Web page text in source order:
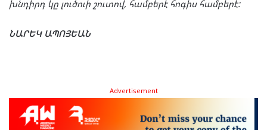
խնդիրդ կը լուծուի շուտով, համբերէ հոգիս համբերէ:
ՆԱՐԵԿ ԱՊՈՅԵԱՆ
Advertisement